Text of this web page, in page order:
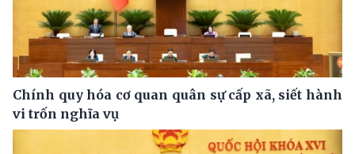
Chính quy hóa cơ quan quân sự cấp xã, siết hành
vi trốn nghĩa vụ